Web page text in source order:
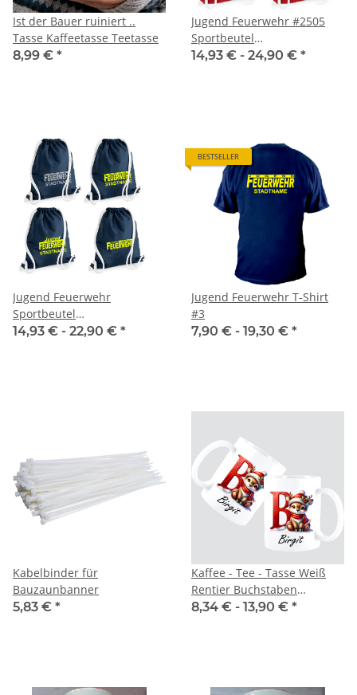
Ist der Bauer ruiniert ..
Tasse Kaffeetasse Teetasse
8,99 € *
Jugend Feuerwehr #2505
Sportbeutel
inkl.Wunschname
14,93 € - 24,90 € *
Jugend Feuerwehr
Sportbeutel
inkl.Wunschname
14,93 € - 22,90 € *
BESTSELLER
Jugend Feuerwehr T-Shirt
#3
7,90 € - 19,30 € *
Kabelbinder für
Bauzaunbanner
5,83 € *
Kaffee - Tee - Tasse Weiß
Rentier Buchstaben
Weihnachten -
8,34 € - 13,90 € *